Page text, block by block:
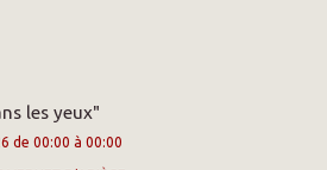
les yeux"
de 00:00 à 00:00